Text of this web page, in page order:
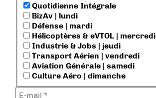
Quotidienne Intégrale
BizAv | lundi
Défense | mardi
Hélicoptères & eVTOL | mercredi
Industrie & Jobs | jeudi
Transport Aérien | vendredi
Aviation Générale | samedi
Culture Aéro | dimanche